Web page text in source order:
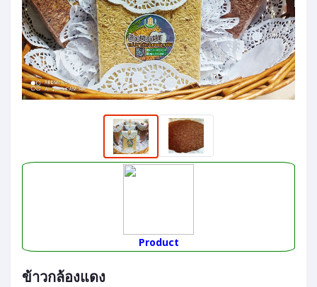
Product
ข้าวกล้องแดง